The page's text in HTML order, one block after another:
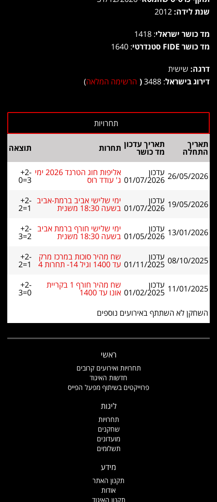
שנת לידה:
מד כושר ישראלי: 1418
מד כושר FIDE סטנדרטי
: 1640
דרגה: שישית
דירוג בישראל: 3488
( הרשימה המלאה)
תאריך
התחלה
תאריך עדכון
מד כושר תחרות תוצאה
26/05/2026 עדכון
01/07/2026
אליפות חוג הטרנד 2026 ימי
ג' עודד רוס
+2-
0=3
19/05/2026 עדכון
01/07/2026
ימי שלישי אביב ברמת-אביב
בשעה 18:30 משנית
+2-
2=1
13/01/2026 עדכון
01/05/2026
ימי שלישי חורף ברמת אביב
בשעה 18:30 משנית
+2-
3=2
08/10/2025 עדכון
01/11/2025
שח מהיר סוכות במרכז מרק
עד 1400 וגיל 14- תחרות 4
+2-
2=1
11/01/2025 עדכון
01/02/2025
שח מהיר חורף 1 בקריית
אונו עד 1400
+2-
3=0
השחקן לא השתתף באירועים נוספים
ראשי
תחרויות ואירועים קרובים
חדשות האיגוד
פרוייקטים בשיתוף מפעל הפייס
ליגות
תחרויות
שחקנים
מועדונים
תשלומים
מידע
תקנון האתר
אודות
תקנון האיגוד